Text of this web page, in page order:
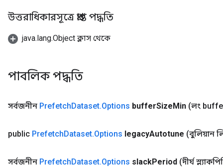
উত্তরাধিকারসূত্রে প্রাপ্ত পদ্ধতি
java.lang.Object ক্লাস থেকে
পাবলিক পদ্ধতি
সর্বজনীন PrefetchDataset.Options bufferSizeMin (লং
public PrefetchDataset.Options legacyAutotune (বুলিয়ান
সর্বজনীন PrefetchDataset.Options slackPeriod (দীর্ঘ